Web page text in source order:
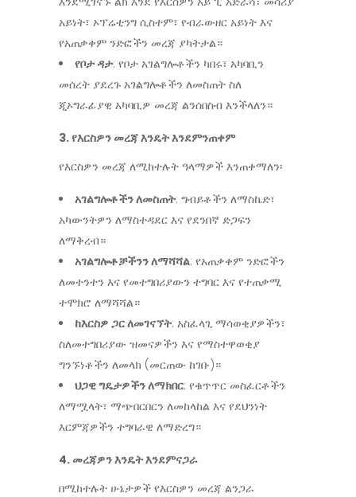
አይነት፣ ኦፕሬቲንግ ሲስተም፣ የብራውዘር አይነት እና
የአጠቃቀም ንድፎችን መረጃ ያካትታል።
የቦታ ዳታ: የቦታ አገልግሎቶችን ካበሩ፣ አካባቢን
መሰረት ያደረጉ አገልግሎቶችን ለመስጠት ስለ
ጂኦግራፊያዊ አካባቢዎ መረጃ ልንሰበስብ እንችላለን።
3. የእርስዎን መረጃ እንዴት እንደምንጠቀም
የእርስዎን መረጃ ለሚከተሉት ዓላማዎች እንጠቀማለን፡
አገልግሎቶችን ለመስጠት: ግብይቶችን ለማስኬድ፣
አካውንትዎን ለማስተዳደር እና የደንበኛ ድጋፍን
ለማቅረብ።
አገልግሎቶቻችንን ለማሻሻል: የአጠቃቀም ንድፎችን
ለመተንተን እና የመተግበሪያውን ተግባር እና የተጠቃሚ
ተሞክሮ ለማሻሻል።
ከእርስዎ ጋር ለመገናኘት: አስፈላጊ ማሳወቂያዎችን፣
ስለመተግበሪያው ዝመናዎችን እና የማስተዋወቂያ
ግንኙነቶችን ለመላክ (መርጠው ከገቡ)።
ህጋዊ ግዴታዎችን ለማክበር: የቁጥጥር መስፈርቶችን
ለማሟላት፣ ማጭበርበርን ለመከላከል እና የደህንነት
እርምጃዎችን ተግባራዊ ለማድረግ።
4. መረጃዎን እንዴት እንደምናጋራ
በሚከተሉት ሁኔታዎች የእርስዎን መረጃ ልንጋራ